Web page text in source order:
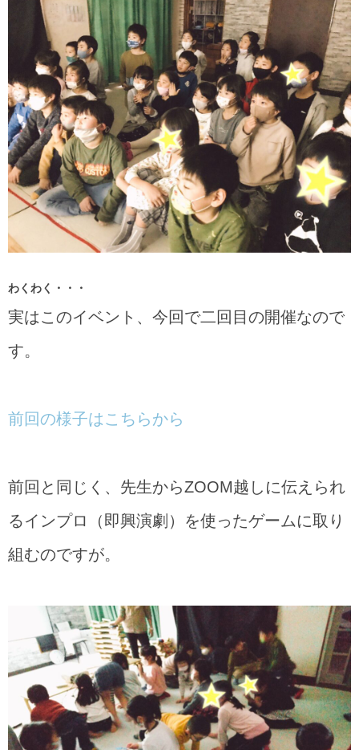
わくわく・・・
実はこのイベント、今回で二回目の開催なので
す。
前回の様子はこちらから
前回と同じく、先生からZOOM越しに伝えられ
るインプロ（即興演劇）を使ったゲームに取り
組むのですが。